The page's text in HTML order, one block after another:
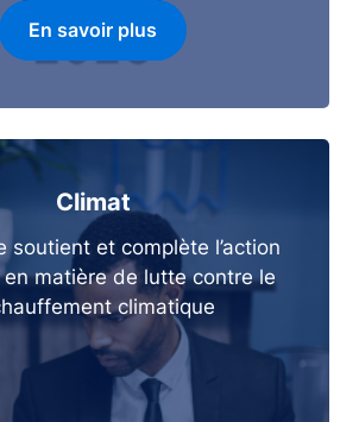
En savoir plus
Climat
soutient et complète l’action
matière de lutte contre le
climatique